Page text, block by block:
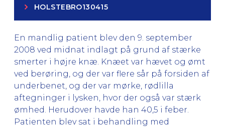
HOLSTEBRO130415
En mandlig patient blev den 9. september
2008 ved midnat indlagt på grund af stærke
smerter i højre knæ. Knæet var hævet og ømt
ved berøring, og der var flere sår på forsiden af
underbenet, og der var mørke, rødlilla
aftegninger i lysken, hvor der også var stærk
ømhed. Herudover havde han 40,5 i feber.
Patienten blev sat i behandling med